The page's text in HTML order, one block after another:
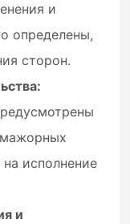
и
определены,
сторон.
исполнение
и